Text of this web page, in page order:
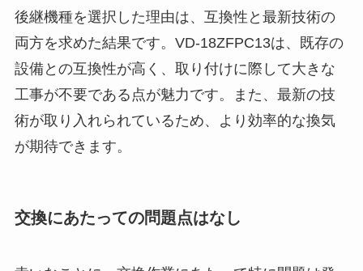
後継機種を選択した理由は、互換性と最新技術の
両方を求めた結果です。VD-18ZFPC13は、既存の
設備との互換性が高く、取り付けに際して大きな
工事が不要である点が魅力です。また、最新の技
術が取り入れられているため、より効率的な換気
が期待できます。
交換にあたっての問題点はなし